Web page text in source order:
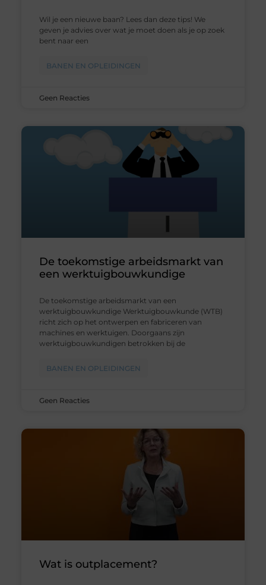
Wil je een nieuwe baan? Lees dan deze tips! We
geven je advies over wat je moet doen als je op zoek
bent naar een
BANEN EN OPLEIDINGEN
Geen Reacties
De toekomstige arbeidsmarkt van
een werktuigbouwkundige
De toekomstige arbeidsmarkt van een
werktuigbouwkundige Werktuigbouwkunde (WTB)
richt zich op het ontwerpen en fabriceren van
machines en werktuigen. Doorgaans zijn
werktuigbouwkundigen betrokken bij de
BANEN EN OPLEIDINGEN
Geen Reacties
Wat is outplacement?